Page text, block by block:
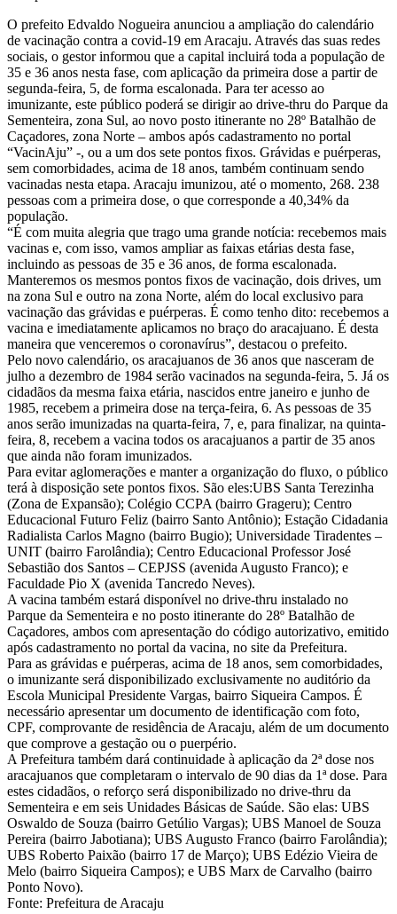
O prefeito Edvaldo Nogueira anunciou a ampliação do calendário
de vacinação contra a covid-19 em Aracaju. Através das suas redes
sociais, o gestor informou que a capital incluirá toda a população de
35 e 36 anos nesta fase, com aplicação da primeira dose a partir de
segunda-feira, 5, de forma escalonada. Para ter acesso ao
imunizante, este público poderá se dirigir ao drive-thru do Parque da
Sementeira, zona Sul, ao novo posto itinerante no 28º Batalhão de
Caçadores, zona Norte – ambos após cadastramento no portal
“VacinAju” -, ou a um dos sete pontos fixos. Grávidas e puérperas,
sem comorbidades, acima de 18 anos, também continuam sendo
vacinadas nesta etapa. Aracaju imunizou, até o momento, 268. 238
pessoas com a primeira dose, o que corresponde a 40,34% da
população.
“É com muita alegria que trago uma grande notícia: recebemos mais
vacinas e, com isso, vamos ampliar as faixas etárias desta fase,
incluindo as pessoas de 35 e 36 anos, de forma escalonada.
Manteremos os mesmos pontos fixos de vacinação, dois drives, um
na zona Sul e outro na zona Norte, além do local exclusivo para
vacinação das grávidas e puérperas. É como tenho dito: recebemos a
vacina e imediatamente aplicamos no braço do aracajuano. É desta
maneira que venceremos o coronavírus”, destacou o prefeito.
Pelo novo calendário, os aracajuanos de 36 anos que nasceram de
julho a dezembro de 1984 serão vacinados na segunda-feira, 5. Já os
cidadãos da mesma faixa etária, nascidos entre janeiro e junho de
1985, recebem a primeira dose na terça-feira, 6. As pessoas de 35
anos serão imunizadas na quarta-feira, 7, e, para finalizar, na quinta-
feira, 8, recebem a vacina todos os aracajuanos a partir de 35 anos
que ainda não foram imunizados.
Para evitar aglomerações e manter a organização do fluxo, o público
terá à disposição sete pontos fixos. São eles:UBS Santa Terezinha
(Zona de Expansão); Colégio CCPA (bairro Grageru); Centro
Educacional Futuro Feliz (bairro Santo Antônio); Estação Cidadania
Radialista Carlos Magno (bairro Bugio); Universidade Tiradentes –
UNIT (bairro Farolândia); Centro Educacional Professor José
Sebastião dos Santos – CEPJSS (avenida Augusto Franco); e
Faculdade Pio X (avenida Tancredo Neves).
A vacina também estará disponível no drive-thru instalado no
Parque da Sementeira e no posto itinerante do 28º Batalhão de
Caçadores, ambos com apresentação do código autorizativo, emitido
após cadastramento no portal da vacina, no site da Prefeitura.
Para as grávidas e puérperas, acima de 18 anos, sem comorbidades,
o imunizante será disponibilizado exclusivamente no auditório da
Escola Municipal Presidente Vargas, bairro Siqueira Campos. É
necessário apresentar um documento de identificação com foto,
CPF, comprovante de residência de Aracaju, além de um documento
que comprove a gestação ou o puerpério.
A Prefeitura também dará continuidade à aplicação da 2ª dose nos
aracajuanos que completaram o intervalo de 90 dias da 1ª dose. Para
estes cidadãos, o reforço será disponibilizado no drive-thru da
Sementeira e em seis Unidades Básicas de Saúde. São elas: UBS
Oswaldo de Souza (bairro Getúlio Vargas); UBS Manoel de Souza
Pereira (bairro Jabotiana); UBS Augusto Franco (bairro Farolândia);
UBS Roberto Paixão (bairro 17 de Março); UBS Edézio Vieira de
Melo (bairro Siqueira Campos); e UBS Marx de Carvalho (bairro
Ponto Novo).
Fonte: Prefeitura de Aracaju